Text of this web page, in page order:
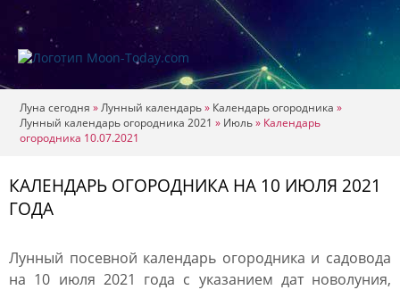
Луна сегодня »Лунный календарь» Календарь огородника »
Лунный календарь огородника 2021 » Июль» Календарь
огородника 10.07.2021
КАЛЕНДАРЬ ОГОРОДНИКА НА 10 ИЮЛЯ 2021
ГОДА
Лунный посевной календарь огородника и садовода
на 10 июля 2021 года с указанием дат новолуния,